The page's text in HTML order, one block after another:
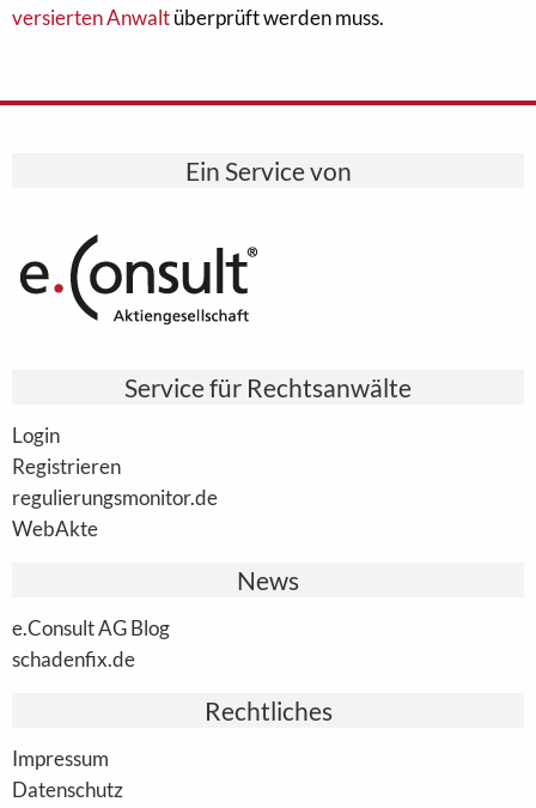
versierten Anwaltüberprüft werden muss.
Ein Service von
Service für Rechtsanwälte
Login
Registrieren
regulierungsmonitor.de
WebAkte
News
e.Consult AG Blog
schadenfix.de
Rechtliches
Impressum
Datenschutz